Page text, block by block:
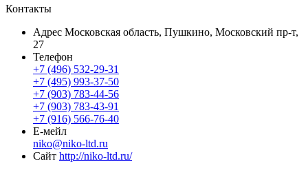
Контакты
Адрес Московская область, Пушкино, Московский пр-т,
27
Телефон
+7 (496) 532-29-31
+7 (495) 993-37-50
+7 (903) 783-44-56
+7 (903) 783-43-91
+7 (916) 566-76-40
Е-мейл
niko@niko-ltd.ru
Сайт http://niko-ltd.ru/